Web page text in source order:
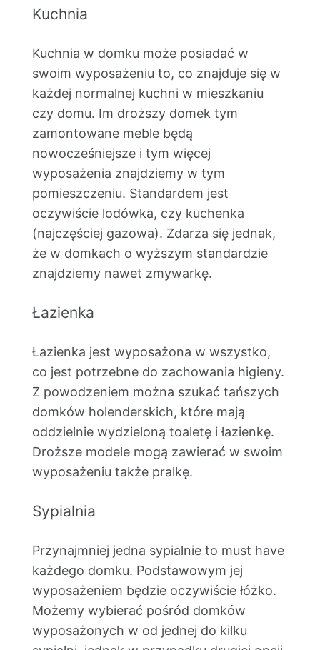
Kuchnia
Kuchnia w domku może posiadać w
swoim wyposażeniu to, co znajduje się w
każdej normalnej kuchni w mieszkaniu
czy domu. Im droższy domek tym
zamontowane meble będą
nowocześniejsze i tym więcej
wyposażenia znajdziemy w tym
pomieszczeniu. Standardem jest
oczywiście lodówka, czy kuchenka
(najczęściej gazowa). Zdarza się jednak,
że w domkach o wyższym standardzie
znajdziemy nawet zmywarkę.
Łazienka
Łazienka jest wyposażona w wszystko,
co jest potrzebne do zachowania higieny.
Z powodzeniem można szukać tańszych
domków holenderskich, które mają
oddzielnie wydzieloną toaletę i łazienkę.
Droższe modele mogą zawierać w swoim
wyposażeniu także pralkę.
Sypialnia
Przynajmniej jedna sypialnie to must have
każdego domku. Podstawowym jej
wyposażeniem będzie oczywiście łóżko.
Możemy wybierać pośród domków
wyposażonych w od jednej do kilku